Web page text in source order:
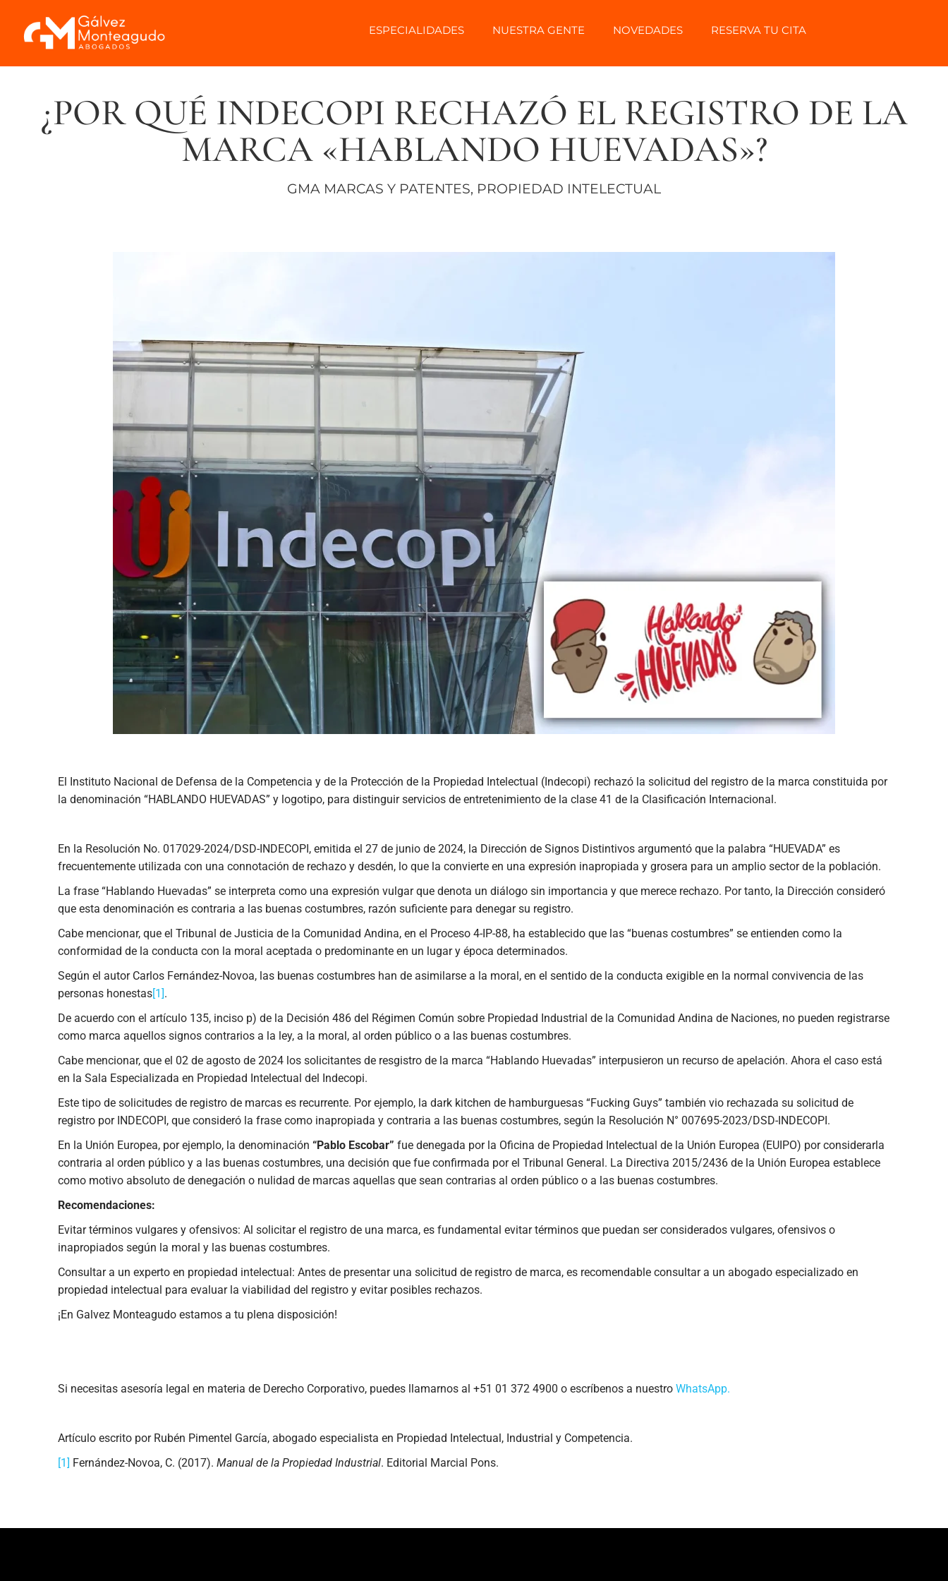
ESPECIALIDADES NUESTRA GENTE NOVEDADES RESERVA TU CITA
¿POR QUÉ INDECOPI RECHAZÓ EL REGISTRO DE LA
MARCA «HABLANDO HUEVADAS»?
GMA MARCAS Y PATENTES, PROPIEDAD INTELECTUAL
El Instituto Nacional de Defensa de la Competencia y de la Protección de la Propiedad Intelectual (Indecopi) rechazó la solicitud del registro de la marca constituida por
la denominación “HABLANDO HUEVADAS” y logotipo, para distinguir servicios de entretenimiento de la clase 41 de la Clasificación Internacional.
En la Resolución No. 017029-2024/DSD-INDECOPI, emitida el 27 de junio de 2024, la Dirección de Signos Distintivos argumentó que la palabra “HUEVADA” es
frecuentemente utilizada con una connotación de rechazo y desdén, lo que la convierte en una expresión inapropiada y grosera para un amplio sector de la población.
La frase “Hablando Huevadas” se interpreta como una expresión vulgar que denota un diálogo sin importancia y que merece rechazo. Por tanto, la Dirección consideró
que esta denominación es contraria a las buenas costumbres, razón suficiente para denegar su registro.
Cabe mencionar, que el Tribunal de Justicia de la Comunidad Andina, en el Proceso 4-IP-88, ha establecido que las “buenas costumbres” se entienden como la
conformidad de la conducta con la moral aceptada o predominante en un lugar y época determinados.
Según el autor Carlos Fernández-Novoa, las buenas costumbres han de asimilarse a la moral, en el sentido de la conducta exigible en la normal convivencia de las
personas honestas[1].
De acuerdo con el artículo 135, inciso p) de la Decisión 486 del Régimen Común sobre Propiedad Industrial de la Comunidad Andina de Naciones, no pueden registrarse
como marca aquellos signos contrarios a la ley, a la moral, al orden público o a las buenas costumbres.
Cabe mencionar, que el 02 de agosto de 2024 los solicitantes de resgistro de la marca “Hablando Huevadas” interpusieron un recurso de apelación. Ahora el caso está
en la Sala Especializada en Propiedad Intelectual del Indecopi.
Este tipo de solicitudes de registro de marcas es recurrente. Por ejemplo, la dark kitchen de hamburguesas “Fucking Guys” también vio rechazada su solicitud de
registro por INDECOPI, que consideró la frase como inapropiada y contraria a las buenas costumbres, según la Resolución N° 007695-2023/DSD-INDECOPI.
En la Unión Europea, por ejemplo, la denominación “Pablo Escobar” fue denegada por la Oficina de Propiedad Intelectual de la Unión Europea (EUIPO) por considerarla
contraria al orden público y a las buenas costumbres, una decisión que fue confirmada por el Tribunal General. La Directiva 2015/2436 de la Unión Europea establece
como motivo absoluto de denegación o nulidad de marcas aquellas que sean contrarias al orden público o a las buenas costumbres.
Recomendaciones:
Evitar términos vulgares y ofensivos: Al solicitar el registro de una marca, es fundamental evitar términos que puedan ser considerados vulgares, ofensivos o
inapropiados según la moral y las buenas costumbres.
Consultar a un experto en propiedad intelectual: Antes de presentar una solicitud de registro de marca, es recomendable consultar a un abogado especializado en
propiedad intelectual para evaluar la viabilidad del registro y evitar posibles rechazos.
¡En Galvez Monteagudo estamos a tu plena disposición!
Si necesitas asesoría legal en materia de Derecho Corporativo, puedes llamarnos al +51 01 372 4900 o escríbenos a nuestro WhatsApp.
Artículo escrito por Rubén Pimentel García, abogado especialista en Propiedad Intelectual, Industrial y Competencia.
[1] Fernández-Novoa, C. (2017). Manual de la Propiedad Industrial. Editorial Marcial Pons.